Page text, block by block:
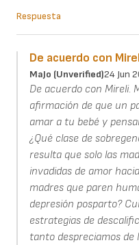
Respuesta
De acuerdo con
MaJo (unverified)24 Jun
De acuerdo con Mireli.
afirmación de que un
amar a tu bebé y
¿Qué clase de
resulta que solo las
invadidas de amor
madres que paren
depresión posparto?
estrategias de
tanto despreciamos de